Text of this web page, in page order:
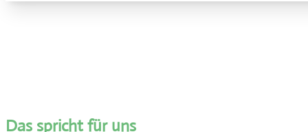
Das spricht für uns